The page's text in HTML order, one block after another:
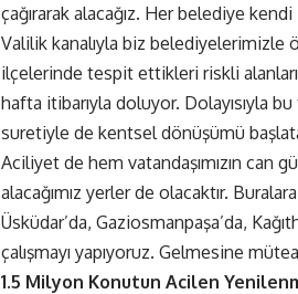
çağırarak alacağız. Her belediye kendi
Valilik kanalıyla biz
ilçelerinde tespit ettikleri riskli
hafta itibarıyla doluyor. Dolayısıyla
suretiyle de kentsel dönüşümü
Aciliyet de hem vatandaşımızın can
alacağımız yerler de olacaktır.
Üsküdar’da, Gaziosmanpaşa’da,
çalışmayı yapıyoruz. Gelmesine
1.5 Milyon Konutun Acilen